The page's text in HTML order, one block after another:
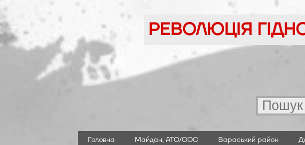
Перейти
до
вмісту
РЕВОЛЮЦІЯ
Головна Майдан, АТО/ООС Вараський район